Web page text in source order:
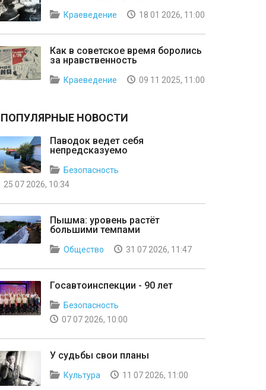
Краеведение 18 01 2026, 11:00
Как в советское время боролись
за нравственность
Краеведение 09 11 2025, 11:00
ПОПУЛЯРНЫЕ НОВОСТИ
Паводок ведет себя
непредсказуемо
Безопасность
25 07 2026, 10:34
Пышма: уровень растёт
большими темпами
Общество 31 07 2026, 11:47
Госавтоинспекции - 90 лет
Безопасность
07 07 2026, 10:00
У судьбы свои планы
Культура 11 07 2026, 11:00